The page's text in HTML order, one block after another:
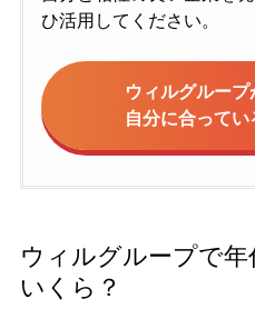
ひ活用してください。
ウィルグループ
自分に合ってい
ウィルグループで年
いくら？